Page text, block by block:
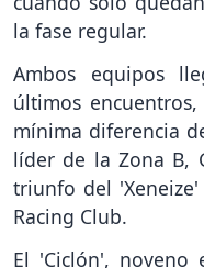
la fase regular.
Ambos equipos
últimos
mínima diferencia
líder de la Zona B,
triunfo del
Racing Club.
El 'Ciclón', noveno